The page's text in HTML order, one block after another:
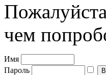
чем
Имя
Пароль